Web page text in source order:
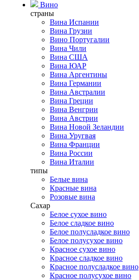
Вино
страны
Вина Испании
Вина Грузии
Вино Португалии
Вина Чили
Вина США
Вина ЮАР
Вина Аргентины
Вина Германии
Вина Австралии
Вина Греции
Вина Венгрии
Вина Австрии
Вина Новой Зеландии
Вина Уругвая
Вина Франции
Вина России
Вина Италии
типы
Белые вина
Красные вина
Розовые вина
Сахар
Белое сухое вино
Белое сладкое вино
Белое полусладкое вино
Белое полусухое вино
Красное сухое вино
Красное сладкое вино
Красное полусладкое вино
Красное полусухое вино